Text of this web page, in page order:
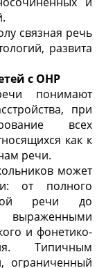
связная речь
развита
с ОНР
понимают
при
всех
как к
речи.
может
от полного
речи до
выраженными
и фонетико-
Типичным
ограниченный